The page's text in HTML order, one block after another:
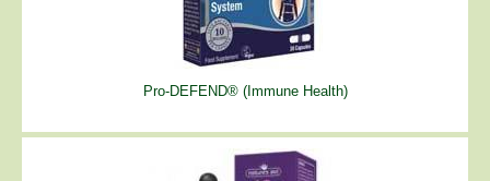
Pro-DEFEND® (Immune Health)